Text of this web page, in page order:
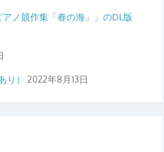
アノ競作集「春の海」」のDL版
り） 2022年8月13日